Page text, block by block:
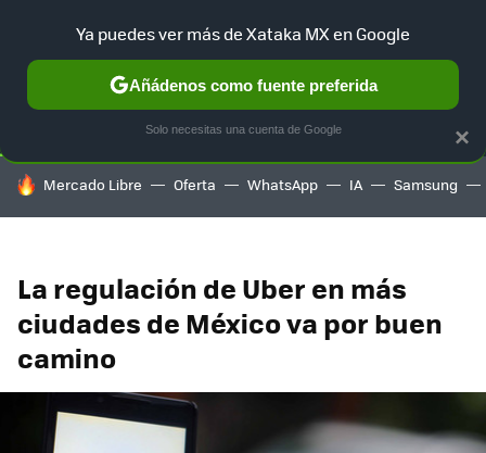
SELECCIÓN GAMING HOME AUTO TERRITORIO
HOY SE HABLA DE
Mercado Libre Oferta WhatsApp IA Samsung
La regulación de Uber en más
ciudades de México va por buen
camino
×
Ya puedes ver más de Xataka MX en Google
Añádenos como fuente preferida
Solo necesitas una cuenta de Google